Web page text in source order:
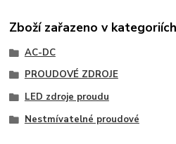
Zboží zařazeno v kategoriích
AC-DC
PROUDOVÉ ZDROJE
LED zdroje proudu
Nestmívatelné proudové